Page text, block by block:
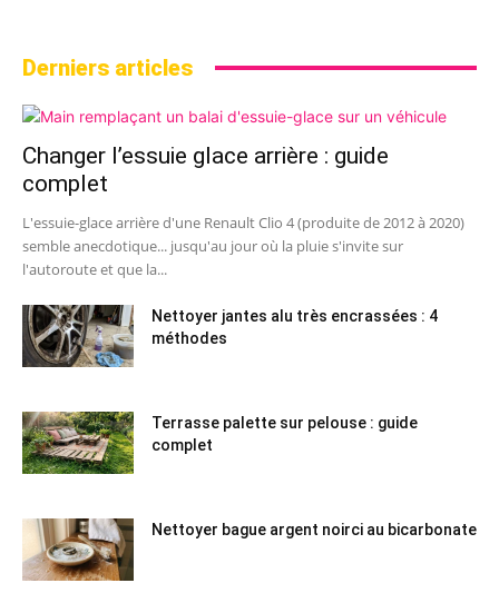
Derniers articles
Changer l’essuie glace arrière : guide
complet
L'essuie-glace arrière d'une Renault Clio 4 (produite de 2012 à 2020)
semble anecdotique... jusqu'au jour où la pluie s'invite sur
l'autoroute et que la...
Nettoyer jantes alu très encrassées : 4
méthodes
Terrasse palette sur pelouse : guide
complet
Nettoyer bague argent noirci au bicarbonate